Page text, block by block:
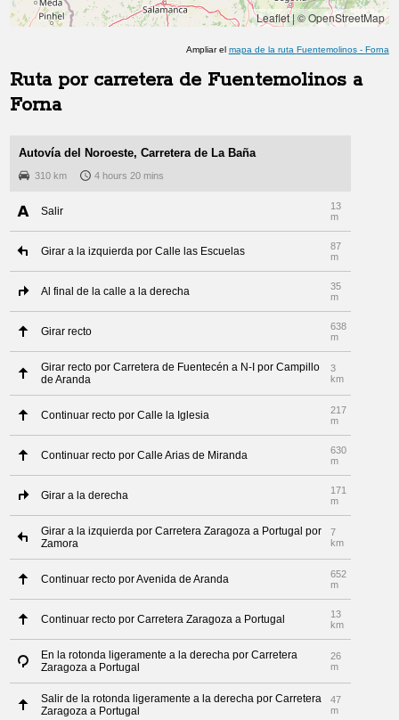
Leaflet|© OpenStreetMap
Ampliar el mapa de la ruta Fuentemolinos- Forna
Ruta por carretera de Fuentemolinos a
Forna
Autovía del Noroeste, Carretera de La Baña
310 km 4 hours 20 mins
Salir
13
m
Girar a la izquierda por Calle las Escuelas
87
m
Al final de la calle a la derecha
35
m
Girar recto
638
m
Girar recto por Carretera de Fuentecén a N-I por Campillo
de Aranda
3
km
Continuar recto por Calle la Iglesia
217
m
Continuar recto por Calle Arias de Miranda
630
m
Girar a la derecha
171
m
Girar a la izquierda por Carretera Zaragoza a Portugal por
Zamora
7
km
Continuar recto por Avenida de Aranda
652
m
Continuar recto por Carretera Zaragoza a Portugal
13
km
En la rotonda ligeramente a la derecha por Carretera
Zaragoza a Portugal
26
m
Salir de la rotonda ligeramente a la derecha por Carretera
Zaragoza a Portugal
47
m